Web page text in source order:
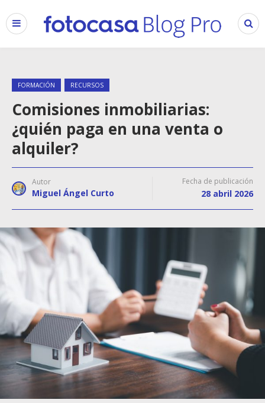
FORMACIÓN RECURSOS
Comisiones inmobiliarias:
¿quién paga en una venta o
alquiler?
Autor
Miguel Ángel Curto
Fecha de publicación
28 abril 2026